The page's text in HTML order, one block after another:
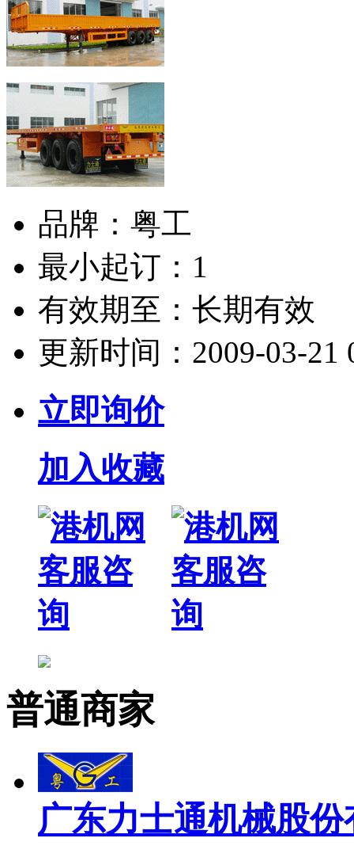
品牌： 粤工
最小起订： 1
有效期至： 长期有效
更新时间： 2009-03-21
立即询价
加入收藏
普通商家
广东力士通机械股